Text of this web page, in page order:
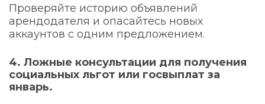
Проверяйте историю объявлений
арендодателя и опасайтесь новых
аккаунтов с одним предложением.
4. Ложные консультации для получения
социальных льгот или госвыплат за
январь.